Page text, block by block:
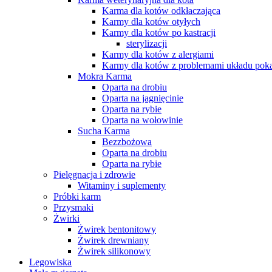
Karma dla kotów odkłaczająca
Karmy dla kotów otyłych
Karmy dla kotów po kastracji
sterylizacji
Karmy dla kotów z alergiami
Karmy dla kotów z problemami układu
Mokra Karma
Oparta na drobiu
Oparta na jagnięcinie
Oparta na rybie
Oparta na wołowinie
Sucha Karma
Bezzbożowa
Oparta na drobiu
Oparta na rybie
Pielęgnacja i zdrowie
Witaminy i suplementy
Próbki karm
Przysmaki
Żwirki
Żwirek bentonitowy
Żwirek drewniany
Żwirek silikonowy
Legowiska